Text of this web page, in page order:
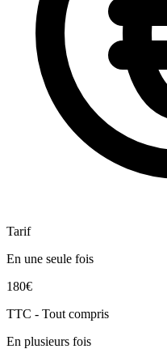
Tarif
En une seule fois
180€
TTC - Tout compris
En plusieurs fois